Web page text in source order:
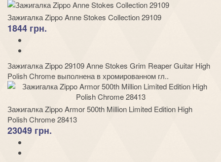
Зажигалка Zippo Anne Stokes Collection 29109
1844 грн.
Зажигалка Zippo 29109 Anne Stokes Grim Reaper Guitar High
Polish Chrome выполнена в хромированном гл..
Зажигалка Zippo Armor 500th Million Limited Edition High
Polish Chrome 28413
23049 грн.